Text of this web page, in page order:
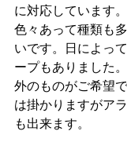
に対応しています
色々あって種類も
いです。日によっ
ープもありました
外のものがご希望
は掛かりますがア
も出来ます。